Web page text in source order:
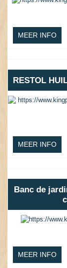
MEER INFO
RESTOL
MEER INFO
Banc de
MEER INFO